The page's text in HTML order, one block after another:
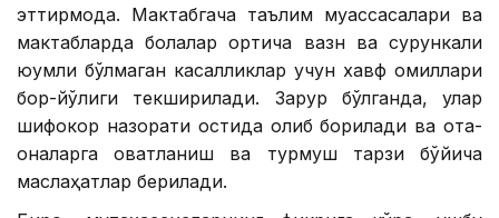
эттирмоқда. Мактабгача таълим муассасалари ва
мактабларда болалар ортиқча вазн ва сурункали
юқумли бўлмаган касалликлар учун хавф омиллари
бор-йўқлиги текширилади. Зарур бўлганда, улар
шифокор назорати остида олиб борилади ва ота-
оналарга овқатланиш ва турмуш тарзи бўйича
маслаҳатлар берилади.